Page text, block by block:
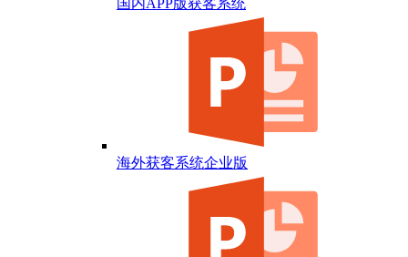
国内APP版获客系统
海外获客系统企业版